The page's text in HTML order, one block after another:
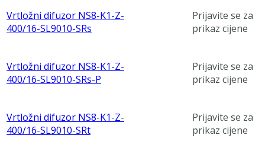
Vrtložni difuzor NS8-K1-Z-
400/16-SL9010-SRs
Prijavite se za
prikaz cijene
Vrtložni difuzor NS8-K1-Z-
400/16-SL9010-SRs-P
Prijavite se za
prikaz cijene
Vrtložni difuzor NS8-K1-Z-
400/16-SL9010-SRt
Prijavite se za
prikaz cijene